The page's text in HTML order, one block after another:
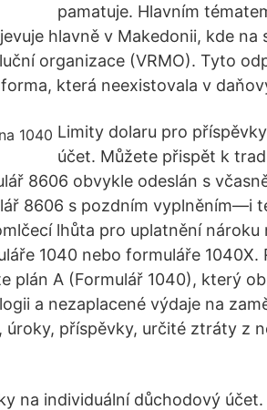
pamatuje. Hlavním
hlavně v Makedonii, kde na
organizace (VRMO). Tyto
která neexistovala v
Limity dolaru pro
účet. Můžete přispět k
8606 obvykle odeslán s
8606 s pozdním vyplněním—i
lhůta pro uplatnění nároku
1040 nebo formuláře 1040X.
plán A (Formulář 1040), který
a nezaplacené výdaje na
úroky, příspěvky, určité ztráty z
na individuální důchodový